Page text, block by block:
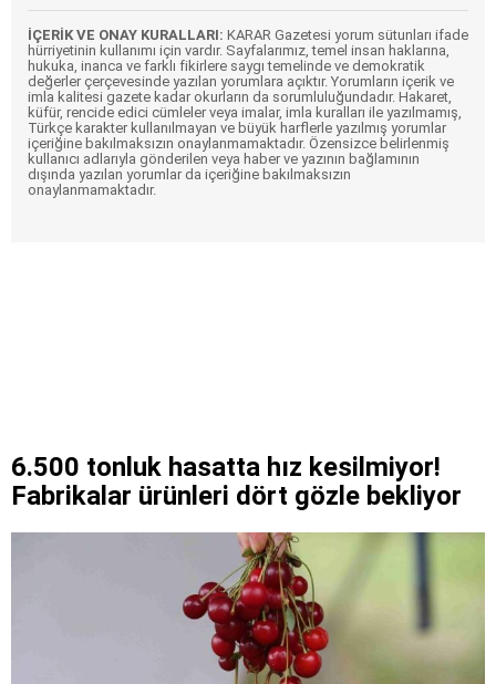
İÇERİK VE ONAY KURALLARI: KARAR Gazetesi yorum sütunları ifade
hürriyetinin kullanımı için vardır. Sayfalarımız, temel insan haklarına,
hukuka, inanca ve farklı fikirlere saygı temelinde ve demokratik
değerler çerçevesinde yazılan yorumlara açıktır. Yorumların içerik ve
imla kalitesi gazete kadar okurların da sorumluluğundadır. Hakaret,
küfür, rencide edici cümleler veya imalar, imla kuralları ile yazılmamış,
Türkçe karakter kullanılmayan ve büyük harflerle yazılmış yorumlar
içeriğine bakılmaksızın onaylanmamaktadır. Özensizce belirlenmiş
kullanıcı adlarıyla gönderilen veya haber ve yazının bağlamının
dışında yazılan yorumlar da içeriğine bakılmaksızın
onaylanmamaktadır.
6.500 tonluk hasatta hız kesilmiyor!
Fabrikalar ürünleri dört gözle bekliyor